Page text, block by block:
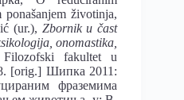
ponašanjem životinja,
(ur.), Zbornik u čast
onomastika,
fakultet u
[orig.] Шипка 2011:
фраземима